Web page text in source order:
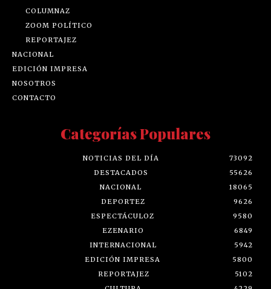
COLUMNAZ
ZOOM POLÍTICO
REPORTAJEZ
NACIONAL
EDICIÓN IMPRESA
NOSOTROS
CONTACTO
Categorías Populares
NOTICIAS DEL DÍA
73092
DESTACADOS
55626
NACIONAL
18065
DEPORTEZ
9626
ESPECTÁCULOZ
9580
EZENARIO
6849
INTERNACIONAL
5942
EDICIÓN IMPRESA
5800
REPORTAJEZ
5102